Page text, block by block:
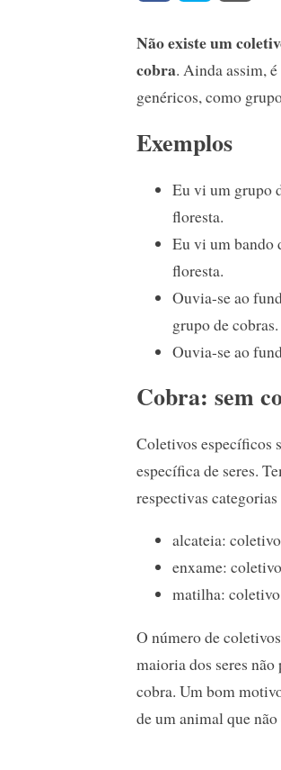
Não existe um
cobra. Ainda assim,
genéricos, como
Exemplos
Eu vi um grupo
floresta.
Eu vi um bando
floresta.
Ouvia-se ao
grupo de cobras.
Ouvia-se ao
Cobra: sem
Coletivos específicos
específica de seres.
respectivas
alcateia:
enxame:
matilha:
O número de
maioria dos seres
cobra. Um bom
de um animal que